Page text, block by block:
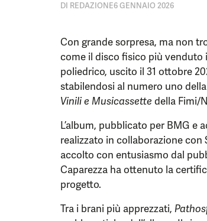
DI REDAZIONE6 GENNAIO 2026
Con grande sorpresa, ma non
come il disco fisico più venduto
poliedrico, uscito il 31 ottobre
stabilendosi al numero uno della
Vinili e Musicassette della Fimi/
L’album, pubblicato per BMG e
realizzato in collaborazione
accolto con entusiasmo dal
Caparezza ha ottenuto la
progetto.
Tra i brani più apprezzati,